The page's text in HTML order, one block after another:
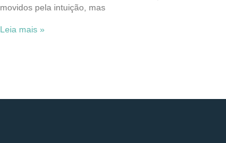
movidos pela intuição, mas
Leia mais »